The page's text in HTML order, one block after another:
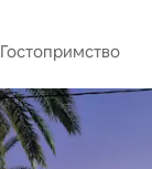
Гостопримство